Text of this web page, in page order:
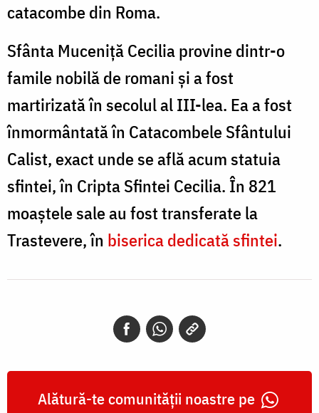
catacombe din Roma.
Sfânta Muceniţă Cecilia provine dintr-o
famile nobilă de romani şi a fost
martirizată în secolul al III-lea. Ea a fost
înmormântată în Catacombele Sfântului
Calist, exact unde se află acum statuia
sfintei, în Cripta Sfintei Cecilia. În 821
moaștele sale au fost transferate la
Trastevere, în biserica dedicată sfintei.
Alătură-te comunității noastre pe